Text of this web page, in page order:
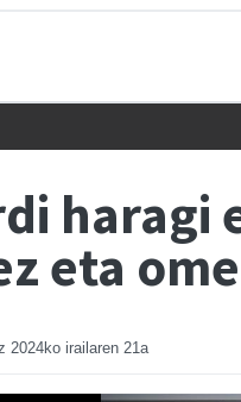
haragi
eta
2024ko irailaren 21a